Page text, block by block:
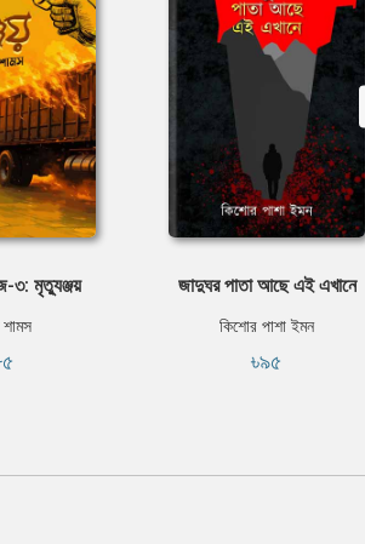
৩: মৃত্যুঞ্জয় জাদুঘর পাতা আছে এই এখানে
কিশোর পাশা ইমন
৳৯৫